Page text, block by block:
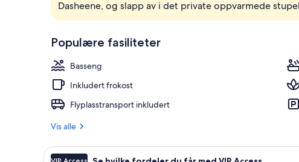
Eksteriør
Dasheene, og slapp av i det private oppvarmede
Populære fasiliteter
Basseng
Inkludert frokost
Flyplasstransport inkludert
Vis alle